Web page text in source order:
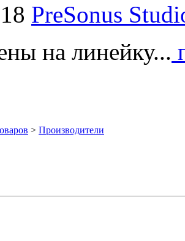
PreSonus
на линейку...
> Производители